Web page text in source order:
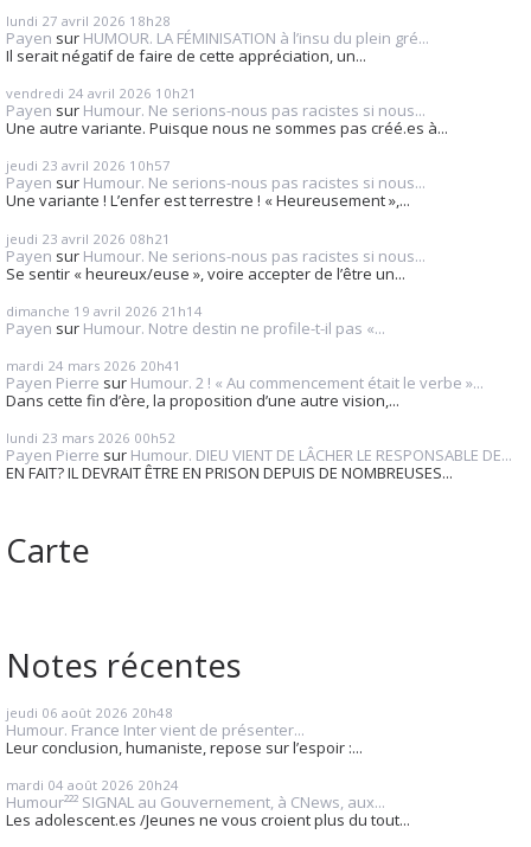
lundi 27 avril 2026 18h28
Payen sur HUMOUR. LA FÉMINISATION à l’insu du plein gré...
Il serait négatif de faire de cette appréciation, un...
vendredi 24 avril 2026 10h21
Payen sur Humour. Ne serions-nous pas racistes si nous...
Une autre variante. Puisque nous ne sommes pas créé.es à...
jeudi 23 avril 2026 10h57
Payen sur Humour. Ne serions-nous pas racistes si nous...
Une variante ! L’enfer est terrestre ! « Heureusement »,...
jeudi 23 avril 2026 08h21
Payen sur Humour. Ne serions-nous pas racistes si nous...
Se sentir « heureux/euse », voire accepter de l’être un...
dimanche 19 avril 2026 21h14
Payen sur Humour. Notre destin ne profile-t-il pas «...
mardi 24 mars 2026 20h41
Payen Pierre sur Humour. 2 ! « Au commencement était le verbe »...
Dans cette fin d’ère, la proposition d’une autre vision,...
lundi 23 mars 2026 00h52
Payen Pierre sur Humour. DIEU VIENT DE LÂCHER LE RESPONSABLE DE...
EN FAIT? IL DEVRAIT ÊTRE EN PRISON DEPUIS DE NOMBREUSES...
Carte
Notes récentes
jeudi 06 août 2026 20h48
Humour. France Inter vient de présenter...
Leur conclusion, humaniste, repose sur l’espoir :...
mardi 04 août 2026 20h24
Humour²²² SIGNAL au Gouvernement, à CNews, aux...
Les adolescent.es /Jeunes ne vous croient plus du tout...